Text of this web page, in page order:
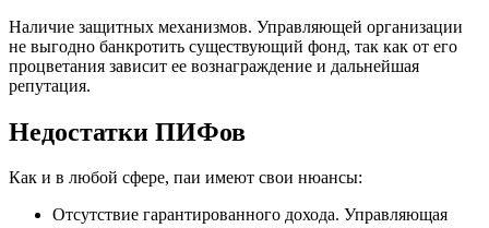
Наличие защитных механизмов. Управляющей организации
не выгодно банкротить существующий фонд, так как от его
процветания зависит ее вознаграждение и дальнейшая
репутация.
Недостатки ПИФов
Как и в любой сфере, паи имеют свои нюансы:
Отсутствие гарантированного дохода. Управляющая